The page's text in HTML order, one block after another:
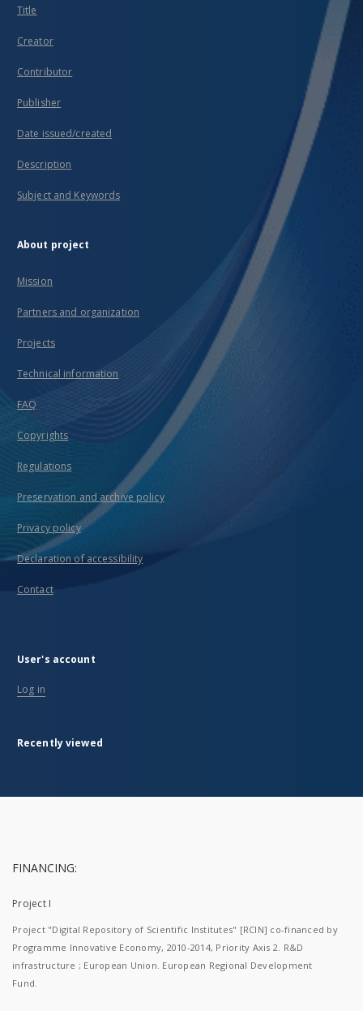
Title
Creator
Contributor
Publisher
Date issued/created
Description
Subject and Keywords
About project
Mission
Partners and organization
Projects
Technical information
FAQ
Copyrights
Regulations
Preservation and archive policy
Privacy policy
Declaration of accessibility
Contact
User's account
Log in
Recently viewed
FINANCING:
Project I
Project "Digital Repository of Scientific Institutes" [RCIN] co-financed by
Programme Innovative Economy, 2010-2014, Priority Axis 2. R&D
infrastructure ; European Union. European Regional Development
Fund.